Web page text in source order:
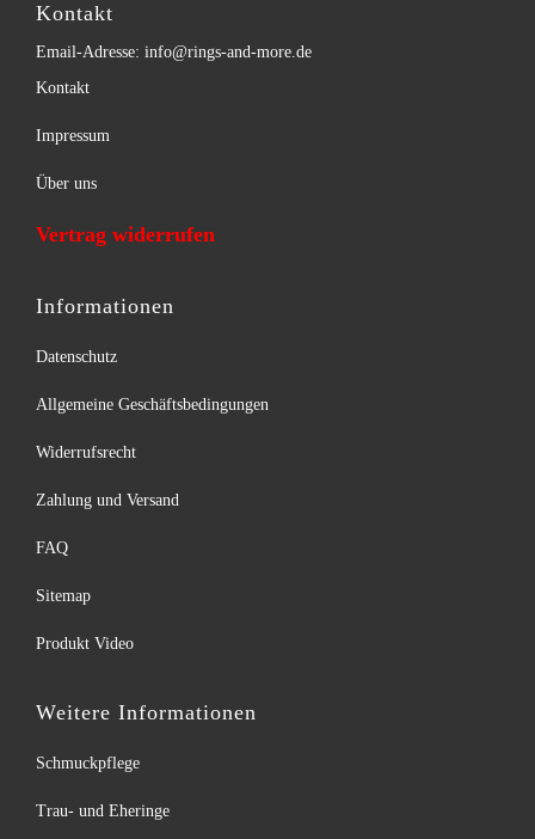
Kontakt
Email-Adresse: info@rings-and-more.de
Kontakt
Impressum
Über uns
Vertrag widerrufen
Informationen
Datenschutz
Allgemeine Geschäftsbedingungen
Widerrufsrecht
Zahlung und Versand
FAQ
Sitemap
Produkt Video
Weitere Informationen
Schmuckpflege
Trau- und Eheringe